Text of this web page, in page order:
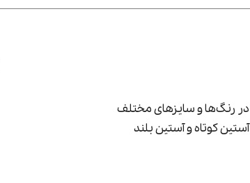
در رنگ‌ها و سایزهای مختلف
آستین کوتاه و آستین بلند